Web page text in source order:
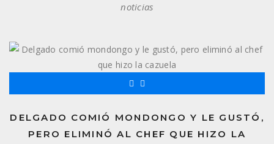
noticias
DELGADO COMIÓ MONDONGO Y LE GUSTÓ,
PERO ELIMINÓ AL CHEF QUE HIZO LA